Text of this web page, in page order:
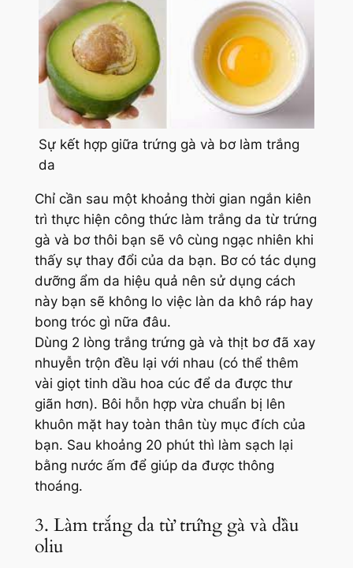
Sự kết hợp giữa trứng gà và bơ làm trắng
da
Chỉ cần sau một khoảng thời gian ngắn kiên
trì thực hiện công thức làm trắng da từ trứng
gà và bơ thôi bạn sẽ vô cùng ngạc nhiên khi
thấy sự thay đổi của da bạn. Bơ có tác dụng
dưỡng ẩm da hiệu quả nên sử dụng cách
này bạn sẽ không lo việc làn da khô ráp hay
bong tróc gì nữa đâu.
Dùng 2 lòng trắng trứng gà và thịt bơ đã xay
nhuyễn trộn đều lại với nhau (có thể thêm
vài giọt tinh dầu hoa cúc để da được thư
giãn hơn). Bôi hỗn hợp vừa chuẩn bị lên
khuôn mặt hay toàn thân tùy mục đích của
bạn. Sau khoảng 20 phút thì làm sạch lại
bằng nước ấm để giúp da được thông
thoáng.
3. Làm trắng da từ trứng gà và dầu
oliu